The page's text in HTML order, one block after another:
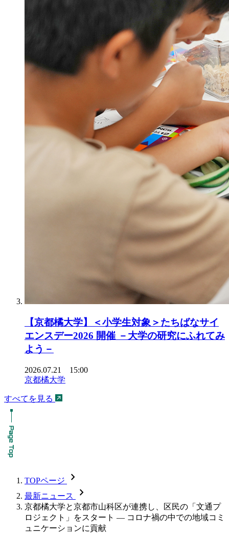
【京都橘大学】＜小学生対象＞たちばなサイ
エンスデー2026 開催 －大学の研究にふれてみ
よう－
2026.07.21 15:00
京都橘大学
すべてを見る
TOPページ chevron_forward
最新ニュース chevron_forward
京都橘大学と京都市山科区が連携し、区民の「文通プ
ロジェクト」をスタート — コロナ禍の中での地域コミ
ュニケーションに貢献